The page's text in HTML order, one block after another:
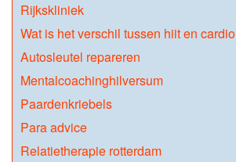
Rijkskliniek
Wat is het verschil tussen hiit en cardio
Autosleutel repareren
Mentalcoachinghilversum
Paardenkriebels
Para advice
Relatietherapie rotterdam